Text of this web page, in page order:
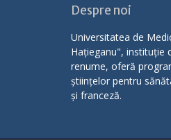
Despre noi
Universitatea de
Hațieganu", instituție
renume, oferă
științelor pentru
și franceză.